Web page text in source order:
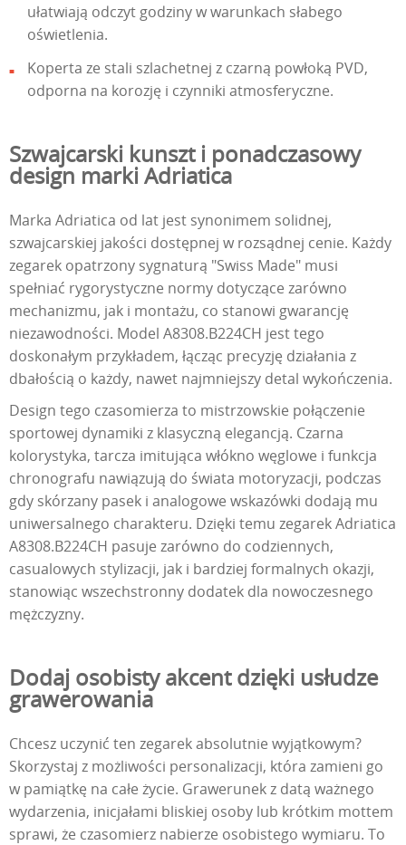
ułatwiają odczyt godziny w warunkach słabego
oświetlenia.
Koperta ze stali szlachetnej z czarną powłoką PVD,
odporna na korozję i czynniki atmosferyczne.
Szwajcarski kunszt i ponadczasowy
design marki Adriatica
Marka Adriatica od lat jest synonimem solidnej,
szwajcarskiej jakości dostępnej w rozsądnej cenie. Każdy
zegarek opatrzony sygnaturą "Swiss Made" musi
spełniać rygorystyczne normy dotyczące zarówno
mechanizmu, jak i montażu, co stanowi gwarancję
niezawodności. Model A8308.B224CH jest tego
doskonałym przykładem, łącząc precyzję działania z
dbałością o każdy, nawet najmniejszy detal wykończenia.
Design tego czasomierza to mistrzowskie połączenie
sportowej dynamiki z klasyczną elegancją. Czarna
kolorystyka, tarcza imitująca włókno węglowe i funkcja
chronografu nawiązują do świata motoryzacji, podczas
gdy skórzany pasek i analogowe wskazówki dodają mu
uniwersalnego charakteru. Dzięki temu zegarek Adriatica
A8308.B224CH pasuje zarówno do codziennych,
casualowych stylizacji, jak i bardziej formalnych okazji,
stanowiąc wszechstronny dodatek dla nowoczesnego
mężczyzny.
Dodaj osobisty akcent dzięki usłudze
grawerowania
Chcesz uczynić ten zegarek absolutnie wyjątkowym?
Skorzystaj z możliwości personalizacji, która zamieni go
w pamiątkę na całe życie. Grawerunek z datą ważnego
wydarzenia, inicjałami bliskiej osoby lub krótkim mottem
sprawi, że czasomierz nabierze osobistego wymiaru. To